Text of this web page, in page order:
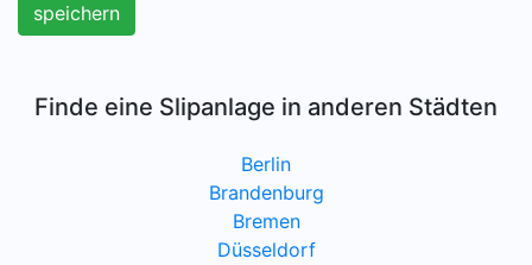
speichern
Finde eine Slipanlage in anderen Städten
Berlin
Brandenburg
Bremen
Düsseldorf